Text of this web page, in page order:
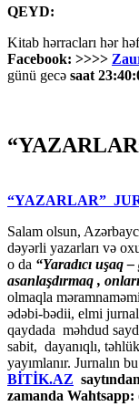
QEYD:
Kitab hərracları hər
Facebook: >>>>
günü gecə saat
“YAZARLAR”
Salam olsun,
dəyərli yazarları və
o da “Yaradıcı uşaq
asanlaşdırmaq ,
olmaqla
ədəbi-bədii, elmi
qaydada məhdud
sabit, dayanıqlı,
yayımlanır. Jurnalın
BİTİK.AZ
zamanda Wahtsapp: